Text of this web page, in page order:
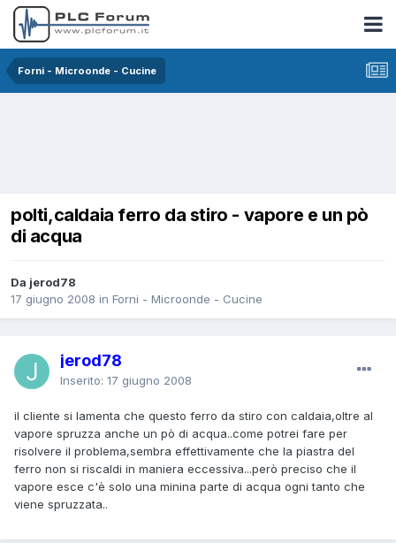
Forni - Microonde - Cucine
polti,caldaia ferro da stiro - vapore e un pò
di acqua
Da jerod78
17 giugno 2008 in Forni - Microonde - Cucine
jerod78
Inserito: 17 giugno 2008
il cliente si lamenta che questo ferro da stiro con caldaia,oltre al
vapore spruzza anche un pò di acqua..come potrei fare per
risolvere il problema,sembra effettivamente che la piastra del
ferro non si riscaldi in maniera eccessiva...però preciso che il
vapore esce c'è solo una minina parte di acqua ogni tanto che
viene spruzzata..